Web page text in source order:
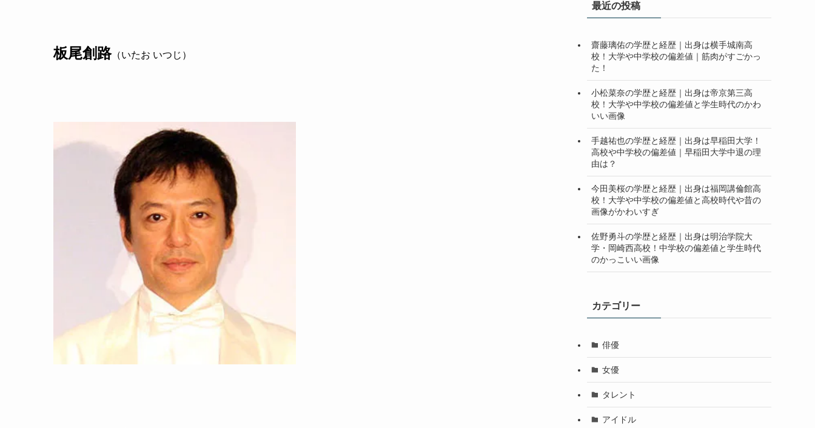
板尾創路（いたお いつじ）
最近の投稿
齋藤璃佑の学歴と経歴｜出身は横手城南高
校！大学や中学校の偏差値｜筋肉がすごかっ
た！
小松菜奈の学歴と経歴｜出身は帝京第三高
校！大学や中学校の偏差値と学生時代のかわ
いい画像
手越祐也の学歴と経歴｜出身は早稲田大学！
高校や中学校の偏差値｜早稲田大学中退の理
由は？
今田美桜の学歴と経歴｜出身は福岡講倫館高
校！大学や中学校の偏差値と高校時代や昔の
画像がかわいすぎ
佐野勇斗の学歴と経歴｜出身は明治学院大
学・岡崎西高校！中学校の偏差値と学生時代
のかっこいい画像
カテゴリー
俳優
女優
タレント
アイドル